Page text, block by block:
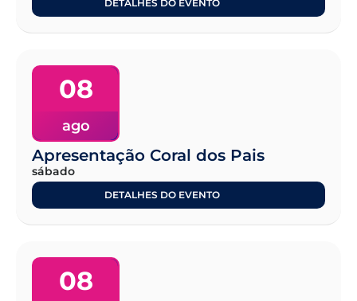
DETALHES DO EVENTO
08
ago
Apresentação Coral dos Pais
sábado
DETALHES DO EVENTO
08